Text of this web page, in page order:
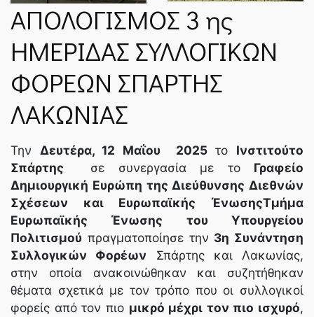
ΑΠΟΛΟΓΙΣΜΟΣ 3 ης
ΗΜΕΡΙΔΑΣ ΣΥΛΛΟΓΙΚΩΝ
ΦΟΡΕΩΝ ΣΠΑΡΤΗΣ
ΛΑΚΩΝΙΑΣ
Την Δευτέρα, 12 Μαΐου 2025το Ινστιτούτο
Σπάρτης
σε συνεργασία με το Γραφείο
Δημιουργική Ευρώπη της Διεύθυνσης Διεθνών
Σχέσεων και Ευρωπαϊκής ΈνωσηςΤμήμα
Ευρωπαϊκής Ένωσης του Υπουργείου
Πολιτισμού πραγματοποίησε την 3η Συνάντηση
Συλλογικών Φορέων Σπάρτης και Λακωνίας,
στην οποία ανακοινώθηκαν και συζητήθηκαν
θέματα σχετικά με τον τρόπο που οι συλλογικοί
φορείς από τον πιο μικρό μέχρι τον πιο ισχυρό,